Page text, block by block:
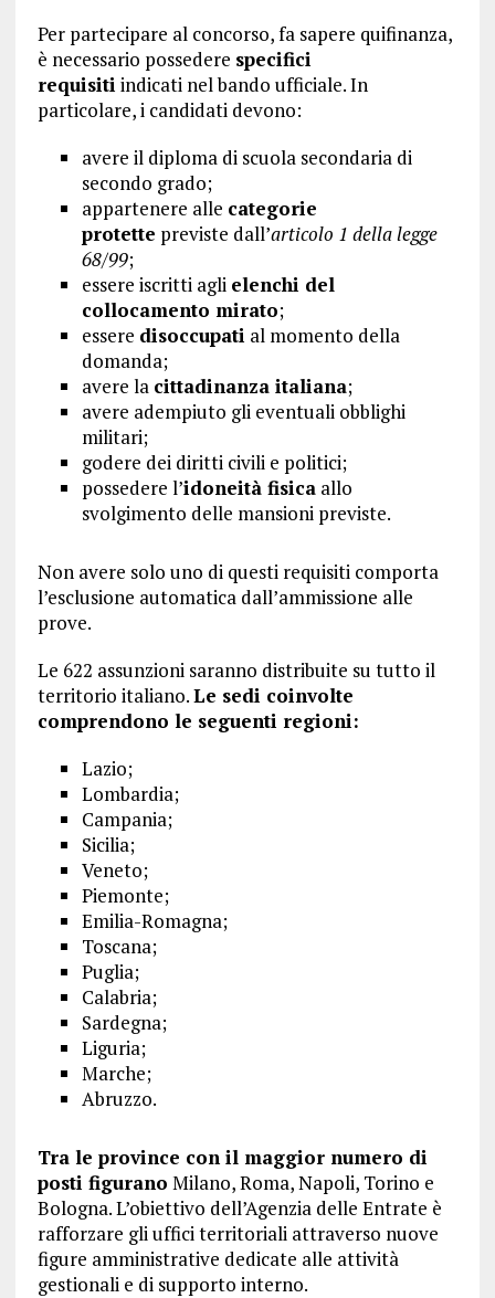
Per partecipare al concorso, fa sapere quifinanza,
è necessario possedere specifici
requisiti indicati nel bando ufficiale. In
particolare, i candidati devono:
avere il diploma di scuola secondaria di
secondo grado;
appartenere alle categorie
protette previste dall’articolo 1 della legge
68/99;
essere iscritti agli elenchi del
collocamento mirato;
essere disoccupati al momento della
domanda;
avere la cittadinanza italiana;
avere adempiuto gli eventuali obblighi
militari;
godere dei diritti civili e politici;
possedere l’idoneità fisicaallo
svolgimento delle mansioni previste.
Non avere solo uno di questi requisiti comporta
l’esclusione automatica dall’ammissione alle
prove.
Le 622 assunzioni saranno distribuite su tutto il
territorio italiano.Le sedi coinvolte
comprendono le seguenti regioni:
Lazio;
Lombardia;
Campania;
Sicilia;
Veneto;
Piemonte;
Emilia-Romagna;
Toscana;
Puglia;
Calabria;
Sardegna;
Liguria;
Marche;
Abruzzo.
Tra le province con il maggior numero di
posti figurano Milano, Roma, Napoli, Torino e
Bologna. L’obiettivo dell’Agenzia delle Entrate è
rafforzare gli uffici territoriali attraverso nuove
figure amministrative dedicate alle attività
gestionali e di supporto interno.